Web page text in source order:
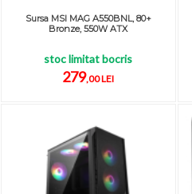
Sursa MSI MAG A550BNL, 80+
Bronze, 550W ATX
stoc limitat bocris
279,00 LEI